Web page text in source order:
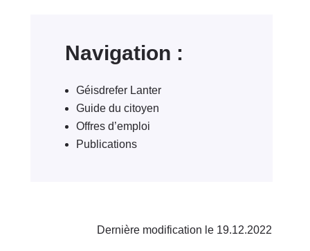
Navigation :
Géisdrefer Lanter
Guide du citoyen
Offres d’emploi
Publications
Dernière modification le 19.12.2022